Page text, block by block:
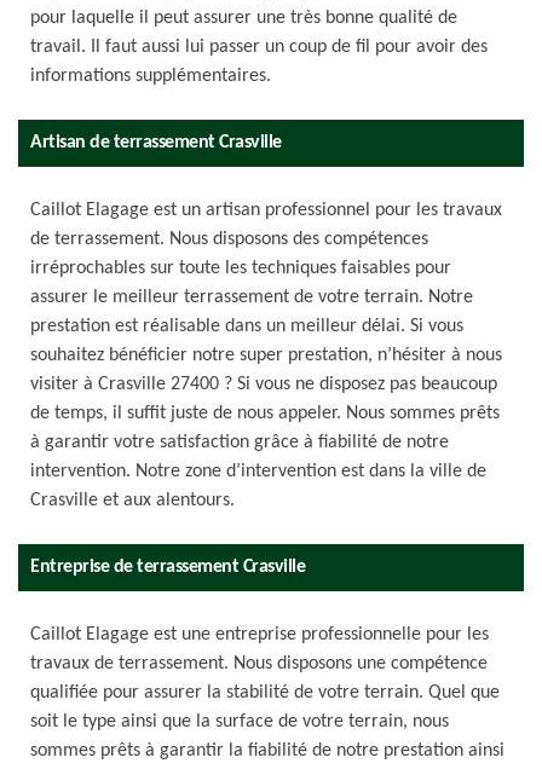
pour laquelle il peut assurer une très bonne qualité de
travail. Il faut aussi lui passer un coup de fil pour avoir des
informations supplémentaires.
Artisan de terrassement Crasville
Caillot Elagage est un artisan professionnel pour les travaux
de terrassement. Nous disposons des compétences
irréprochables sur toute les techniques faisables pour
assurer le meilleur terrassement de votre terrain. Notre
prestation est réalisable dans un meilleur délai. Si vous
souhaitez bénéficier notre super prestation, n’hésiter à nous
visiter à Crasville 27400 ? Si vous ne disposez pas beaucoup
de temps, il suffit juste de nous appeler. Nous sommes prêts
à garantir votre satisfaction grâce à fiabilité de notre
intervention. Notre zone d’intervention est dans la ville de
Crasville et aux alentours.
Entreprise de terrassement Crasville
Caillot Elagage est une entreprise professionnelle pour les
travaux de terrassement. Nous disposons une compétence
qualifiée pour assurer la stabilité de votre terrain. Quel que
soit le type ainsi que la surface de votre terrain, nous
sommes prêts à garantir la fiabilité de notre prestation ainsi